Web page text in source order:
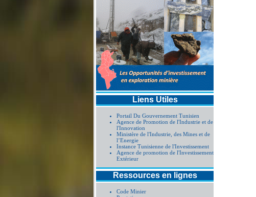
Liens Utiles
Portail Du Gouvernement Tunisien
Agence de Promotion de l'Industrie et de
l'Innovation
Ministère de l'Industrie, des Mines et de
l’Energie
Instance Tunisienne de l'Investissement
Agence de promotion de l'Investissement
Extérieur
Ressources en lignes
Code Minier